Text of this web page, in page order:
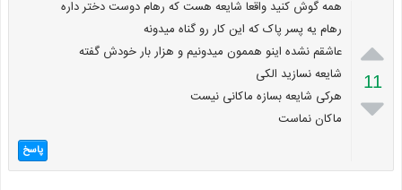

11

همه گوش کنید واقعا شایعه هست که رهام دوست دختر داره
رهام یه پسر پاک که این کار رو گناه میدونه
عاشقم نشده اینو هممون میدونیم و هزار بار خودش گفته
شایعه نسازید الکی
هرکی شایعه بسازه ماکانی نیست
ماکان نماست
پاسخ